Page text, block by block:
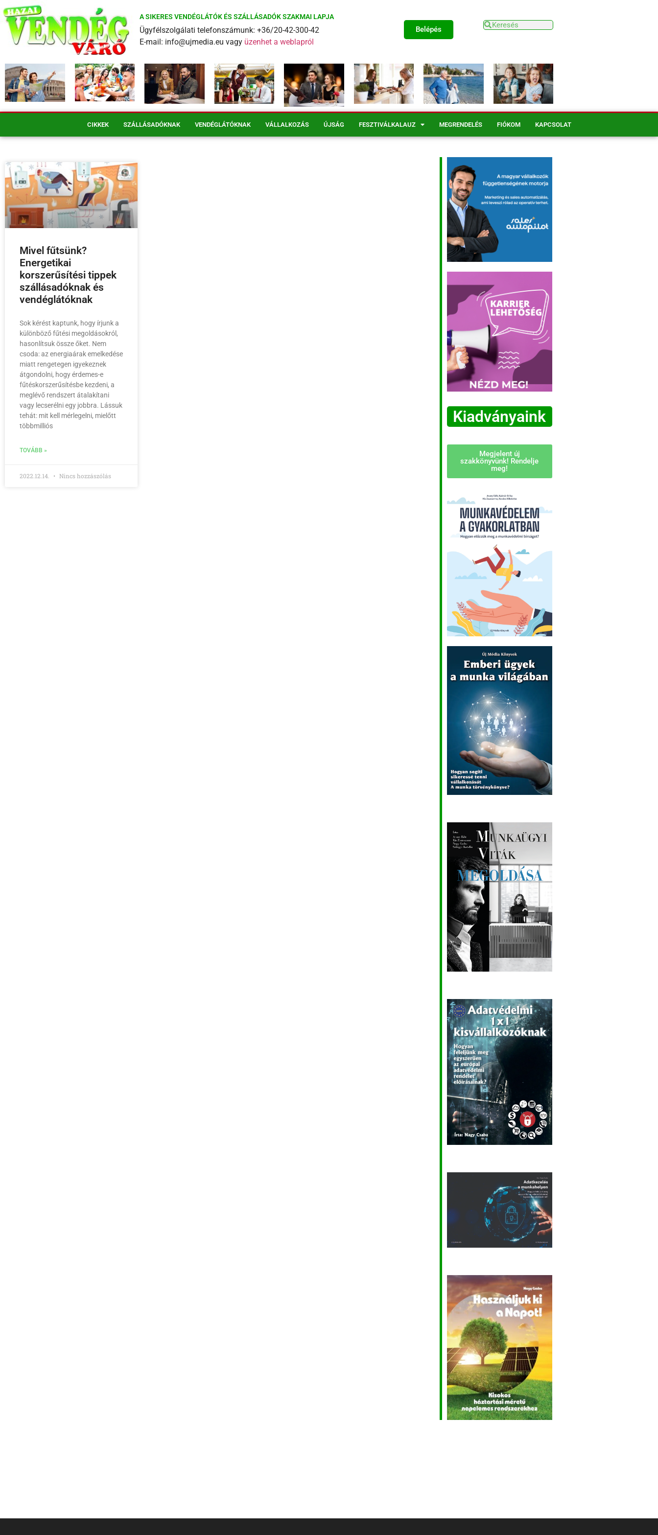
A SIKERES VENDÉGLÁTÓK ÉS SZÁLLÁSADÓK SZAKMAI LAPJA
Ügyfélszolgálati telefonszámunk: +36/20-42-300-42
E-mail: info@ujmedia.eu vagy üzenhet a weblapról
Belépés
CIKKEK SZÁLLÁSADÓKNAK VENDÉGLÁTÓKNAK VÁLLALKOZÁS ÚJSÁG FESZTIVÁLKALAUZ MEGRENDELÉS FIÓKOM KAPCSOLAT
Mivel fűtsünk?
Energetikai
korszerűsítési tippek
szállásadóknak és
vendéglátóknak
Sok kérést kaptunk, hogy írjunk a
különböző fűtési megoldásokról,
hasonlítsuk össze őket. Nem
csoda: az energiaárak emelkedése
miatt rengetegen igyekeznek
átgondolni, hogy érdemes-e
fűtéskorszerűsítésbe kezdeni, a
meglévő rendszert átalakítani
vagy lecserélni egy jobbra. Lássuk
tehát: mit kell mérlegelni, mielőtt
többmilliós
TOVÁBB »
2022.12.14. Nincs hozzászólás
Kiadványaink
Megjelent új
szakkönyvünk! Rendelje
meg!